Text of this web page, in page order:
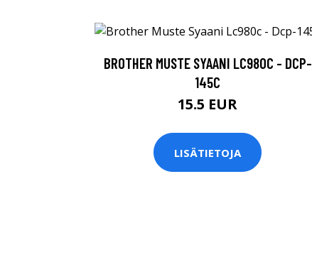
BROTHER MUSTE SYAANI LC980C - DCP-
145C
15.5 EUR
LISÄTIETOJA